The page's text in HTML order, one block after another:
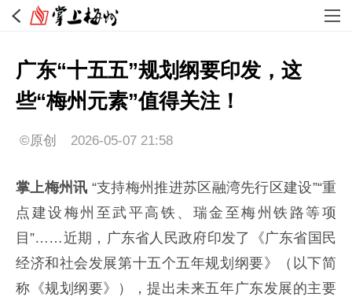
广东“十五五”规划纲要印发，这
些“梅州元素”值得关注！
©原创 2026-05-07 21:58
掌上梅州讯 “支持梅州推进苏区融湾先行区建设”“重
点建设梅州至武平高铁、瑞金至梅州铁路等项
目”……近期，广东省人民政府印发了《广东省国民
经济和社会发展第十五个五年规划纲要》（以下简
称《规划纲要》），提出未来五年广东发展的主要